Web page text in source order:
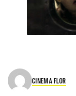
CINEMA FLOR